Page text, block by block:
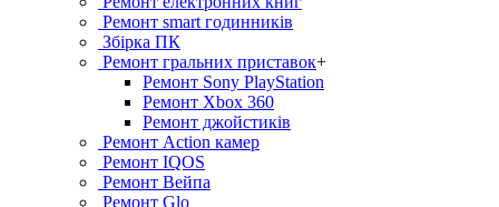
Ремонт smart годинників
Збірка ПК
Ремонт гральних приставок+
Ремонт Sony PlayStation
Ремонт Xbox 360
Ремонт джойстиків
Ремонт Action камер
Ремонт IQOS
Ремонт Вейпа
Ремонт Glo